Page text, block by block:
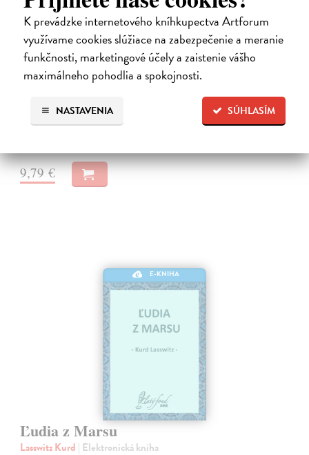
K prevádzke internetového kníhkupectva Artforum
využívame cookies slúžiace na zabezpečenie a meranie
funkčnosti, marketingové účely a zaistenie vášho
maximálneho pohodlia a spokojnosti.
SÚHLASÍM
NASTAVENIA
Neuromant
Gibson William| Elektronická kniha
Základné dielo kyberpunku, klasika sci-fi a jedna z najsilnejších vízií
budúcnosti Matrix je svet vo svete, globálny konsenzus, prelud,
vyjadrenie každého jedného dátového bajtu v kyberpriestore. Henry…
9,79 €
E-KNIHA
Ľudia z Marsu
Lasswitz Kurd | Elektronická kniha